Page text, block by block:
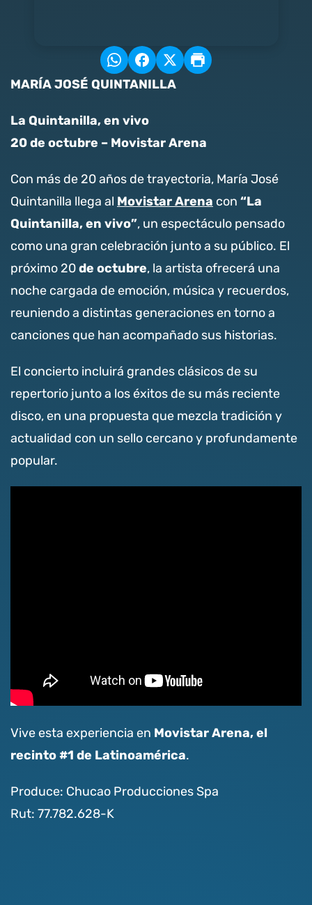
MARÍA JOSÉ QUINTANILLA
La Quintanilla, en vivo
20 de octubre – Movistar Arena
Con más de 20 años de trayectoria, María José
Quintanilla llega alMovistar Arenacon“La
Quintanilla, en vivo”, un espectáculo pensado
como una gran celebración junto a su público. El
próximo 20de octubre, la artista ofrecerá una
noche cargada de emoción, música y recuerdos,
reuniendo a distintas generaciones en torno a
canciones que han acompañado sus historias.
El concierto incluirá grandes clásicos de su
repertorio junto a los éxitos de su más reciente
disco, en una propuesta que mezcla tradición y
actualidad con un sello cercano y profundamente
popular.
Vive esta experiencia en Movistar Arena, el
recinto #1 de Latinoamérica.
Produce: Chucao Producciones Spa
Rut: 77.782.628-K